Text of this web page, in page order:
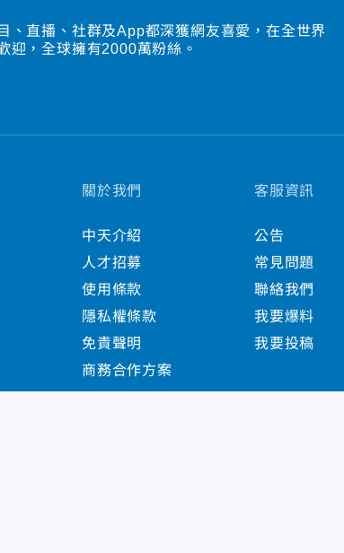
、直播、社群及App都深獲網友喜愛，在全世界
迎，全球擁有2000萬粉絲。
關於我們
中天介紹
人才招募
使用條款
隱私權條款
免責聲明
商務合作方案
客服資訊
公告
常見問題
聯絡我們
我要爆料
我要投稿